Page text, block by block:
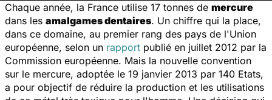
Chaque année, la France utilise 17 tonnes de mercure
dans les amalgames dentaires. Un chiffre qui la place,
dans ce domaine, au premier rang des pays de l'Union
européenne, selon un rapport publié en juillet 2012 par la
Commission européenne. Mais la nouvelle convention
sur le mercure, adoptée le 19 janvier 2013 par 140 Etats,
a pour objectif de réduire la production et les utilisations